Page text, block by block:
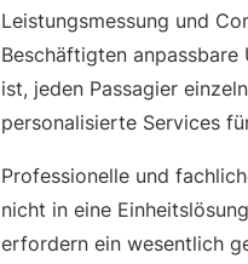
Leistungsmessung und
Beschäftigten
ist, jeden Passagier
personalisierte Services
Professionelle und
nicht in eine
erfordern ein wesentlich